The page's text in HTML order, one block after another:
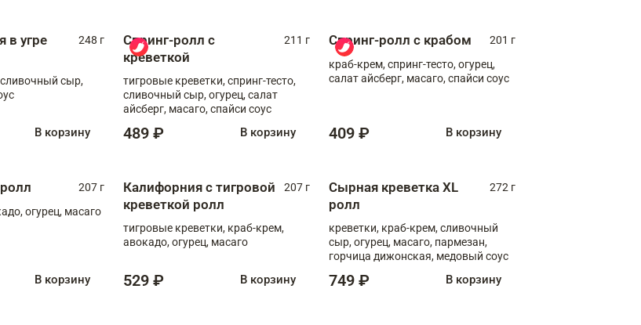
в угре
248 г
сыр,
В корзину
Спринг-ролл с
креветкой
211 г
тигровые креветки, спринг-тесто,
сливочный сыр, огурец, салат
айсберг, масаго, спайси соус
489 ₽ В корзину
Спринг-ролл с крабом
201 г
краб-крем, спринг-тесто, огурец,
салат айсберг, масаго, спайси соус
409 ₽ В корзину
207 г
огурец, масаго
В корзину
Калифорния с тигровой
креветкой ролл
207 г
тигровые креветки, краб-крем,
авокадо, огурец, масаго
529 ₽ В корзину
Сырная креветка XL
ролл
272 г
креветки, краб-крем, сливочный
сыр, огурец, масаго, пармезан,
горчица дижонская, медовый соус
749 ₽ В корзину